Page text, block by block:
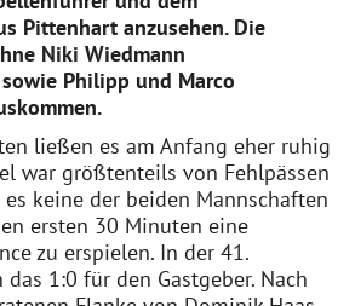
Pittenhart anzusehen. Die
Niki Wiedmann
Philipp und Marco
ließen es am Anfang eher ruhig
war größtenteils von Fehlpässen
keine der beiden Mannschaften
ersten 30 Minuten eine
zu erspielen. In der 41.
1:0 für den Gastgeber. Nach